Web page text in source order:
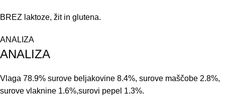
BREZ laktoze, žit in glutena.
ANALIZA
ANALIZA
Vlaga 78.9% surove beljakovine 8.4%, surove maščobe 2.8%,
surove vlaknine 1.6%,surovi pepel 1.3%.